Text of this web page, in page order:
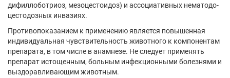
дифиллоботриоз, мезоцестоидоз) и ассоциативных нематодо-
цестодозных инвазиях.
Противопоказанием к применению является повышенная
индивидуальная чувствительность животного к компонентам
препарата, в том числе в анамнезе. Не следует применять
препарат истощенным, больным инфекционными болезнями и
выздоравливающим животным.